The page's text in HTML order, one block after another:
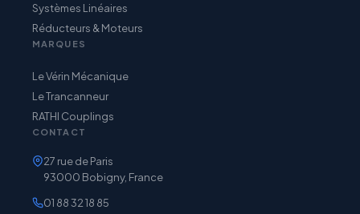
Systèmes Linéaires
Réducteurs & Moteurs
MARQUES
Le Vérin Mécanique
Le Trancanneur
RATHI Couplings
CONTACT
27 rue de Paris
93000 Bobigny, France
01 88 32 18 85